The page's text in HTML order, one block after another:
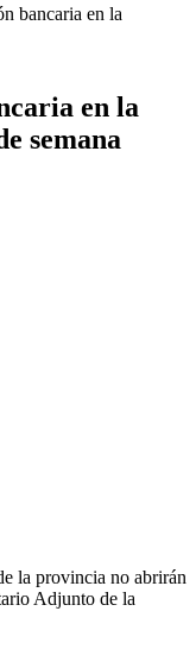
bancaria en la
en la
semana
la provincia no abrirán
Adjunto de la